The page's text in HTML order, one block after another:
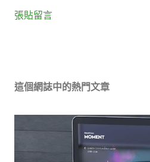
張貼留言
這個網誌中的熱門文章